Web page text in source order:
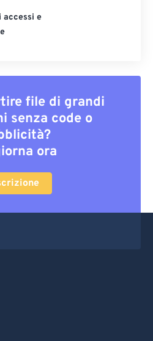
accessi e
file di grandi
senza code o
ora